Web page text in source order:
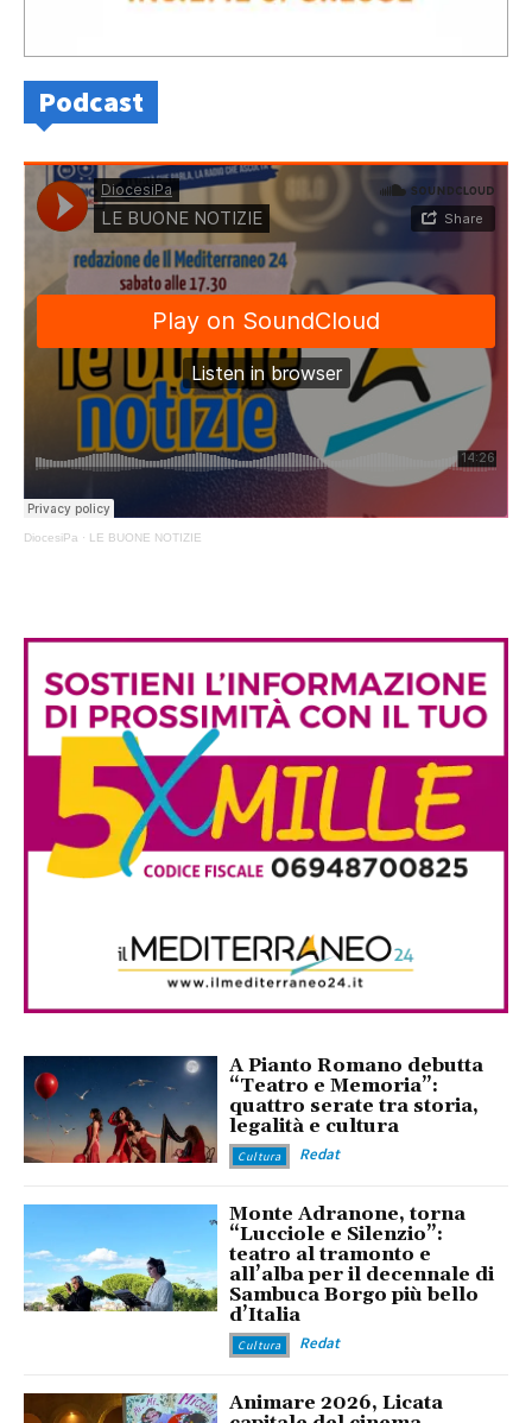
Podcast
DiocesiPa · LE BUONE NOTIZIE
A Pianto Romano debutta
“Teatro e Memoria”:
quattro serate tra storia,
legalità e cultura
Cultura Redat
Monte Adranone, torna
“Lucciole e Silenzio”:
teatro al tramonto e
all’alba per il decennale di
Sambuca Borgo più bello
d’Italia
Cultura Redat
Animare 2026, Licata